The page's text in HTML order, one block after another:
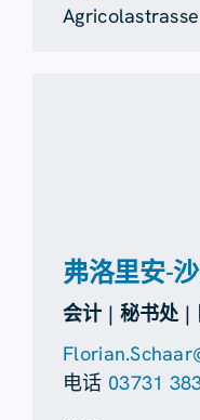
弗洛里安-
会计 | 秘书处 |
电话 03731